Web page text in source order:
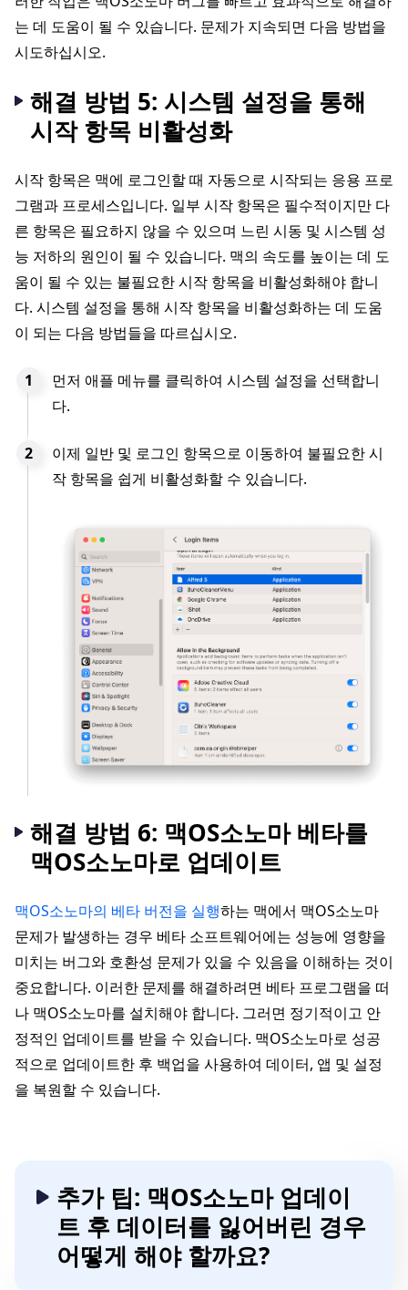
는 데 도움이 될 수 있습니다. 문제가 지속되면 다음 방법을
시도하십시오.
해결 방법 5: 시스템 설정을 통해
시작 항목 비활성화
시작 항목은 맥에 로그인할 때 자동으로 시작되는 응용 프로
그램과 프로세스입니다. 일부 시작 항목은 필수적이지만 다
른 항목은 필요하지 않을 수 있으며 느린 시동 및 시스템 성
능 저하의 원인이 될 수 있습니다. 맥의 속도를 높이는 데 도
움이 될 수 있는 불필요한 시작 항목을 비활성화해야 합니
다. 시스템 설정을 통해 시작 항목을 비활성화하는 데 도움
이 되는 다음 방법들을 따르십시오.
먼저 애플 메뉴를 클릭하여 시스템 설정을 선택합니
다.
이제 일반 및 로그인 항목으로 이동하여 불필요한 시
작 항목을 쉽게 비활성화할 수 있습니다.
해결 방법 6: 맥OS소노마 베타를
맥OS소노마로 업데이트
맥OS소노마의 베타 버전을 실행하는 맥에서 맥OS소노마
문제가 발생하는 경우 베타 소프트웨어에는 성능에 영향을
미치는 버그와 호환성 문제가 있을 수 있음을 이해하는 것이
중요합니다. 이러한 문제를 해결하려면 베타 프로그램을 떠
나 맥OS소노마를 설치해야 합니다. 그러면 정기적이고 안
정적인 업데이트를 받을 수 있습니다. 맥OS소노마로 성공
적으로 업데이트한 후 백업을 사용하여 데이터, 앱 및 설정
을 복원할 수 있습니다.
추가 팁: 맥OS소노마 업데이
트 후 데이터를 잃어버린 경우
어떻게 해야 할까요?